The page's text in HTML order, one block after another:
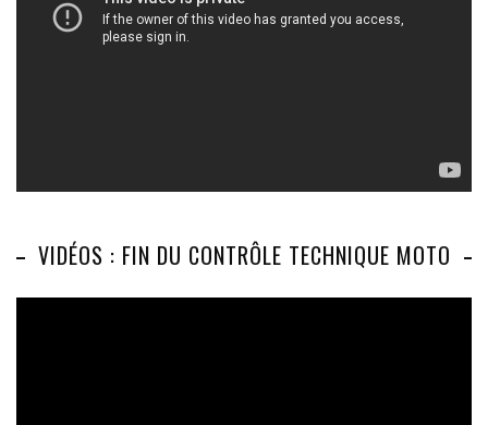
VIDÉOS : FIN DU CONTRÔLE TECHNIQUE MOTO